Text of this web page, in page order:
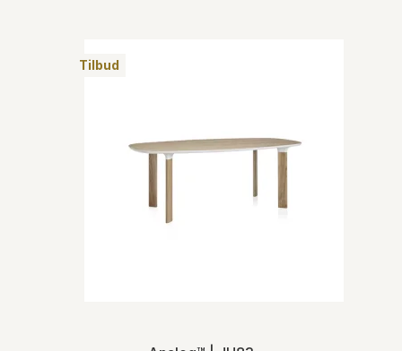
Tilbud